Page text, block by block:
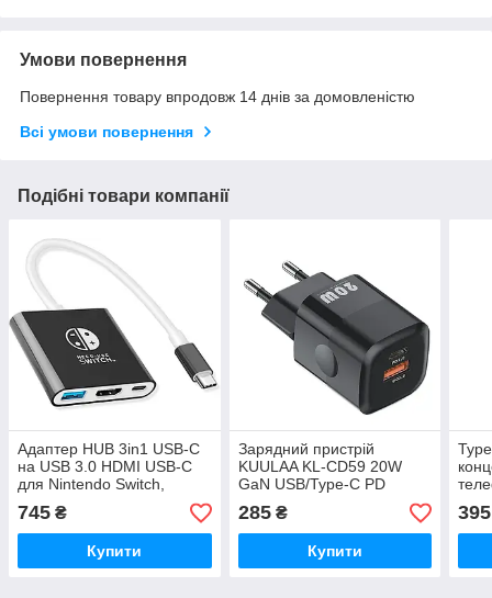
Умови повернення
Повернення товару впродовж 14 днів за домовленістю
Всі умови повернення
Подібні товари компанії
Адаптер HUB 3in1 USB-C
на USB 3.0 HDMI USB-C
для Nintendo Switch,
NoteBook
745 ₴
Купити
Зарядний пристрій
KUULAA KL-CD59 20W
GaN USB/Type-C PD
швидка зарядка QC3.0
PD3.0 USB-C
285₴
Купити
395